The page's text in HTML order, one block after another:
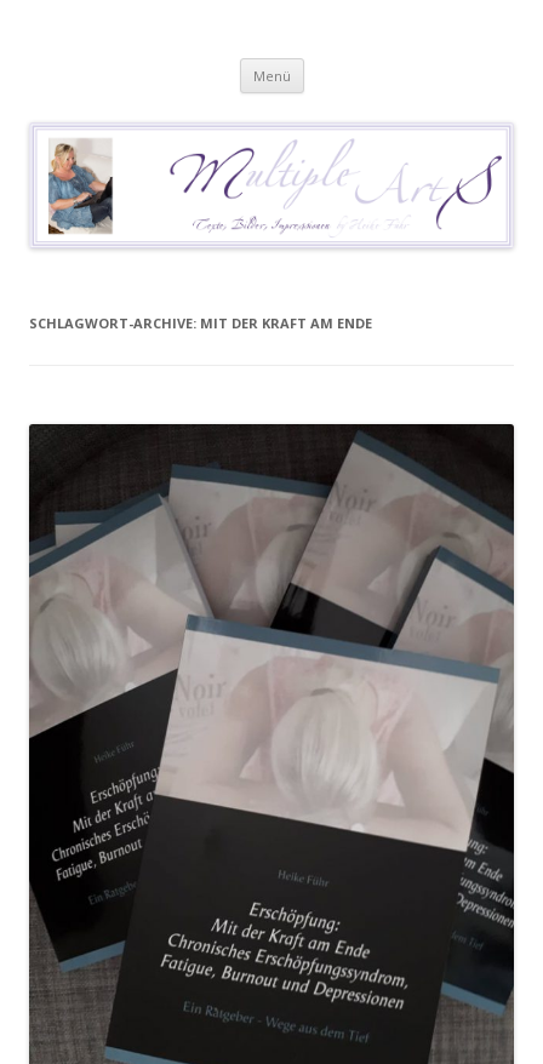
Menü Springe
Inhalt
SCHLAGWORT-ARCHIVE: MIT DER KRAFT AM ENDE